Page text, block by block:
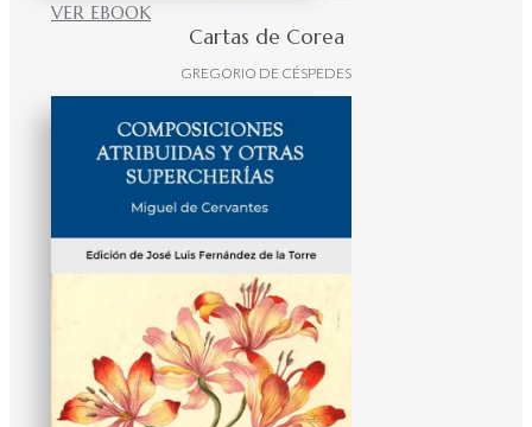
VER EBOOK
Cartas de Corea
GREGORIO DE CÉSPEDES